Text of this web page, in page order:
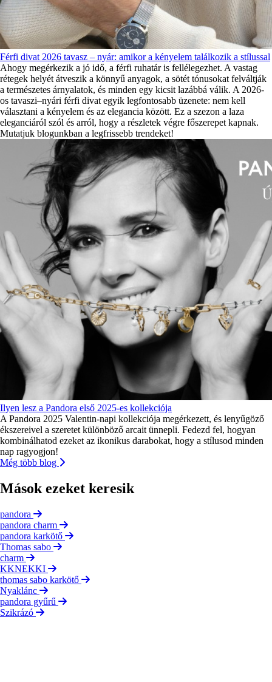
Férfi divat 2026 tavasz – nyár: amikor a kényelem találkozik a stílussal
Ahogy megérkezik a jó idő, a férfi ruhatár is fellélegezhet. A vastag
rétegek helyét átveszik a könnyű anyagok, a sötét tónusokat felváltják
a természetes árnyalatok, és minden egy kicsit lazábbá válik. A 2026-
os tavaszi–nyári férfi divat egyik legfontosabb üzenete: nem kell
választani a kényelem és az elegancia között. Ez a szezon a laza
eleganciáról szól és arról, hogy a részletek végre főszerepet kapnak.
Mutatjuk blogunkban a legfrissebb trendeket!
Ilyen lesz a Pandora első 2025-es kollekciója
A Pandora 2025 Valentin-napi kollekciója megérkezett, és lenyűgöző
ékszereivel a szeretet különböző arcait ünnepli. Fedezd fel, hogyan
kombinálhatod ezeket az ikonikus darabokat, hogy a stílusod minden
nap ragyogjon!
Még több blog
Mások ezeket keresik
pandora
pandora charm
pandora karkötő
Thomas sabo
charm
KKNEKKI
thomas sabo karkötő
Nyaklánc
pandora gyűrű
Szikrázó